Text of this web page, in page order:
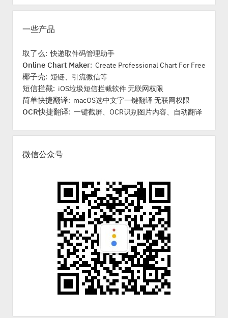
r
一些产品
取了么: 快递取件码管理助手
Online Chart Maker: Create Professional Chart For Free
椰子壳: 短链、引流微信等
短信拦截: iOS垃圾短信拦截软件 无联网权限
简单快捷翻译: macOS选中文字一键翻译 无联网权限
OCR快捷翻译: 一键截屏、OCR识别图片内容、自动翻译
微信公众号